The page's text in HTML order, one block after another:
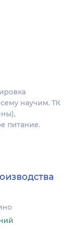
научим. ТК
питание.